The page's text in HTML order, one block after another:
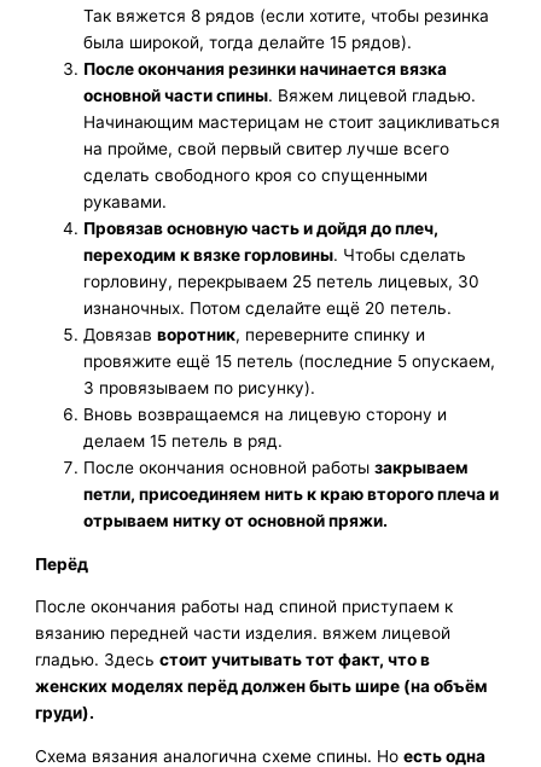
Так вяжется 8 рядов (если хотите, чтобы резинка
была широкой, тогда делайте 15 рядов).
После окончания резинки начинается вязка
основной части спины. Вяжем лицевой гладью.
Начинающим мастерицам не стоит зацикливаться
на пройме, свой первый свитер лучше всего
сделать свободного кроя со спущенными
рукавами.
Провязав основную часть и дойдя до плеч,
переходим к вязке горловины. Чтобы сделать
горловину, перекрываем 25 петель лицевых, 30
изнаночных. Потом сделайте ещё 20 петель.
Довязавворотник, переверните спинку и
провяжите ещё 15 петель (последние 5 опускаем,
3 провязываем по рисунку).
Вновь возвращаемся на лицевую сторону и
делаем 15 петель в ряд.
После окончания основной работызакрываем
петли, присоединяем нить к краю второго плеча и
отрываем нитку от основной пряжи.
Перёд
После окончания работы над спиной приступаем к
вязанию передней части изделия. вяжем лицевой
гладью. Здесьстоит учитывать тот факт, что в
женских моделях перёд должен быть шире (на объём
груди).
Схема вязания аналогична схеме спины. Ноесть одна